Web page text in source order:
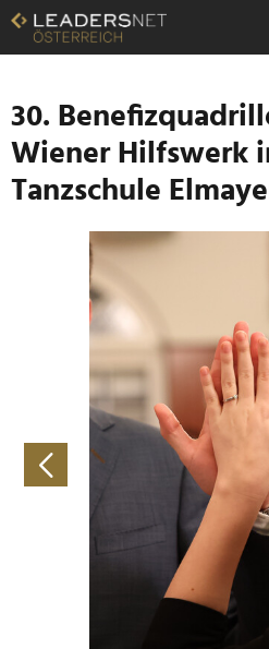
Zum
Inhalt
Zur
Navigation
Zur
Hauptnavigation
30.
Wiener Hilfswerk
Tanzschule